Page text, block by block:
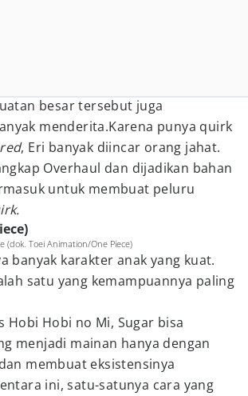
besar tersebut juga
menderita.Karena punya quirk
, Eri banyak diincar orang jahat.
Overhaul dan dijadikan bahan
untuk membuat peluru
(dok. Toei Animation/One Piece)
banyak karakter anak yang kuat.
satu yang kemampuannya paling
Hobi Hobi no Mi, Sugar bisa
menjadi mainan hanya dengan
membuat eksistensinya
ini, satu-satunya cara yang